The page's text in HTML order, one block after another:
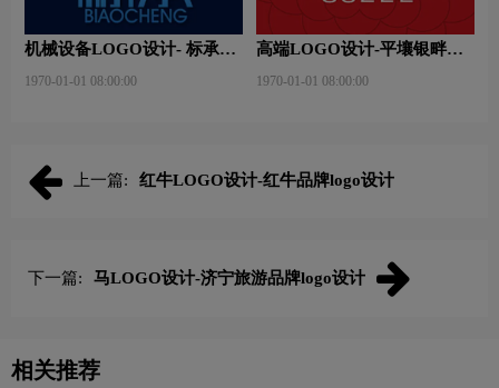
机械设备LOGO设计- 标承机
1970-01-01 08:00:00
高端LOGO设计-平壤银畔馆
1970-01-01 08:00:00
上一篇: 红牛LOGO设计-红牛品牌logo设计
下一篇: 马LOGO设计-济宁旅游品牌logo设计
相关推荐